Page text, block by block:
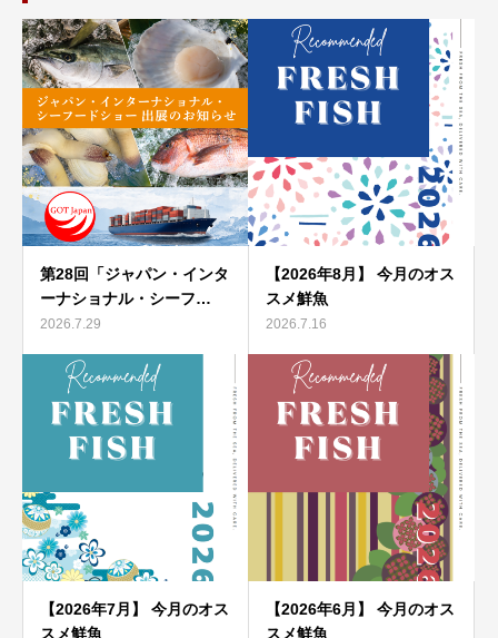
第28回「ジャパン・インタ
ーナショナル・シーフ…
2026.7.29
【2026年8月】 今月のオス
スメ鮮魚
2026.7.16
【2026年7月】 今月のオス
スメ鮮魚
【2026年6月】 今月のオス
スメ鮮魚